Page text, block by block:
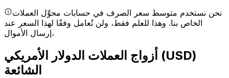
نحن نستخدم متوسط سعر الصرف في حسابات محوِّل العملات
الخاص بنا. وهذا للعلم فقط، ولن تُعامل وفقًا لهذا السعر عند
إرسال الأموال،
أزواج العملات الدولار الأمريكي (USD)
الشائعة